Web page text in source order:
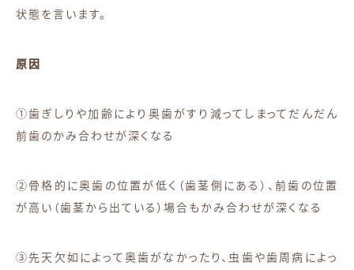
状態を言います。
原因
①歯ぎしりや加齢により奥歯がすり減ってしまってだんだん
前歯のかみ合わせが深くなる
②骨格的に奥歯の位置が低く（歯茎側にある）、前歯の位置
が高い（歯茎から出ている）場合もかみ合わせが深くなる
③先天欠如によって奥歯がなかったり、虫歯や歯周病によっ